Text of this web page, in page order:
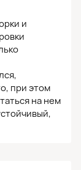
и
при этом
на нем